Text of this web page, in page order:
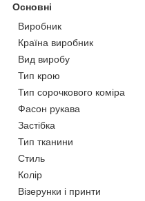
Основні
Виробник
Країна виробник
Вид виробу
Тип крою
Тип сорочкового коміра
Фасон рукава
Застібка
Тип тканини
Стиль
Колір
Візерунки і принти